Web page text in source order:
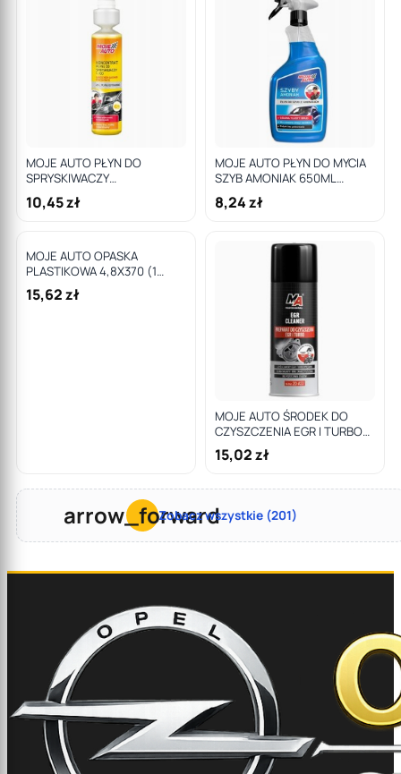
MOJE AUTO PŁYN DO
SPRYSKIWACZY
KONCENTRAT 250ML
CYTRYNA / MOJE AUTO
10,45 zł
MOJE AUTO OPASKA
PLASTIKOWA 4,8X370 (1
OPAK. = 100 SZT) CZARNA
15,62 zł
MOJE AUTO PŁYN DO MYCIA
SZYB AMONIAK 650ML
ATOMIZER / MOJE AUTO
8,24 zł
MOJE AUTO ŚRODEK DO
CZYSZCZENIA EGR I TURBO
400ML / MA PROFESSIONAL
15,02 zł
arrow_forwardZobacz wszystkie (201)